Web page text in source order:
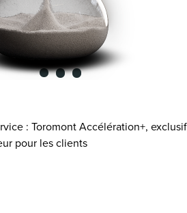
: Toromont Accélération+, exclusif
pour les clients